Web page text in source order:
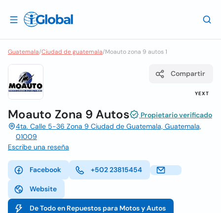
Guatemala/Ciudad de guatemala/Moauto zona 9 autos 1
YEXT
Compartir
Moauto Zona 9 Autos
Propietario verificado
4ta. Calle 5-36 Zona 9 Ciudad de Guatemala, Guatemala,
01009
Escribe una reseña
Facebook +502 23815454
Website
De Todo en Repuestos para Motos y Autos